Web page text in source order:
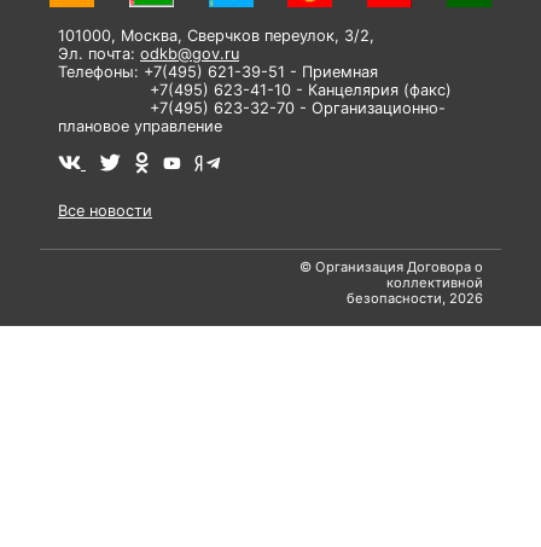
101000, Москва, Сверчков переулок, 3/2,
Эл. почта: odkb@gov.ru
Телефоны: +7(495) 621-39-51 - Приемная
+7(495) 623-41-10 - Канцелярия (факс)
+7(495) 623-32-70 - Организационно-
плановое управление
Все новости
© Организация Договора о
коллективной
безопасности, 2026